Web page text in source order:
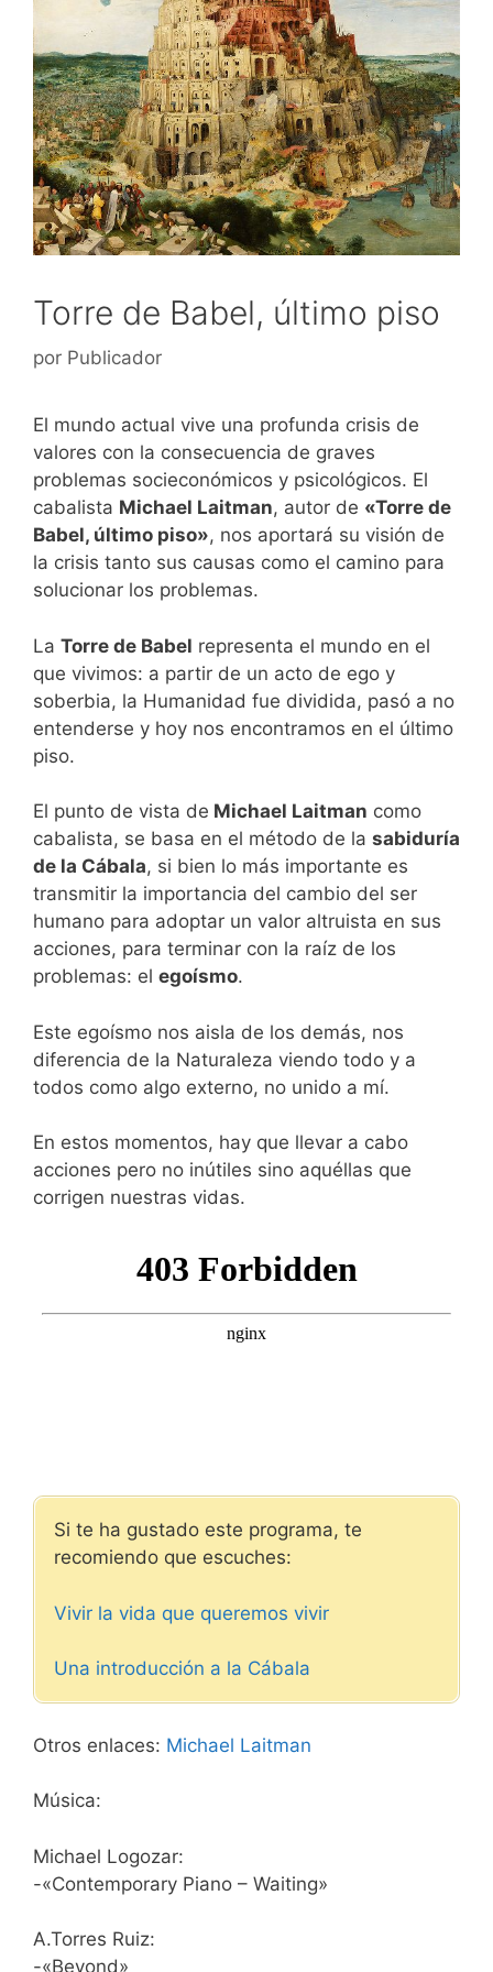
Torre de Babel, último piso
por Publicador
El mundo actual vive una profunda crisis de
valores con la consecuencia de graves
problemas socieconómicos y psicológicos. El
cabalista Michael Laitman, autor de «Torre de
Babel, último piso», nos aportará su visión de
la crisis tanto sus causas como el camino para
solucionar los problemas.
La Torre de Babel representa el mundo en el
que vivimos: a partir de un acto de ego y
soberbia, la Humanidad fue dividida, pasó a no
entenderse y hoy nos encontramos en el último
piso.
El punto de vista de Michael Laitman como
cabalista, se basa en el método de la sabiduría
de la Cábala, si bien lo más importante es
transmitir la importancia del cambio del ser
humano para adoptar un valor altruista en sus
acciones, para terminar con la raíz de los
problemas: el egoísmo.
Este egoísmo nos aisla de los demás, nos
diferencia de la Naturaleza viendo todo y a
todos como algo externo, no unido a mí.
En estos momentos, hay que llevar a cabo
acciones pero no inútiles sino aquéllas que
corrigen nuestras vidas.
Si te ha gustado este programa, te
recomiendo que escuches:
Vivir la vida que queremos vivir
Una introducción a la Cábala
Otros enlaces: Michael Laitman
Música:
Michael Logozar:
-«Contemporary Piano – Waiting»
A.Torres Ruiz:
-«Beyond»